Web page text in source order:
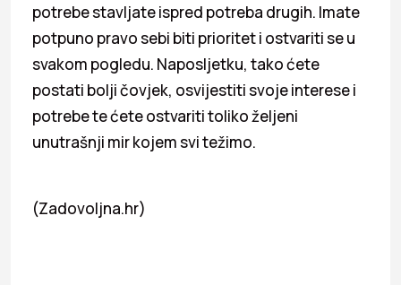
potrebe stavljate ispred potreba drugih. Imate
potpuno pravo sebi biti prioritet i ostvariti se u
svakom pogledu. Naposljetku, tako ćete
postati bolji čovjek, osvijestiti svoje interese i
potrebe te ćete ostvariti toliko željeni
unutrašnji mir kojem svi težimo.
(Zadovoljna.hr)